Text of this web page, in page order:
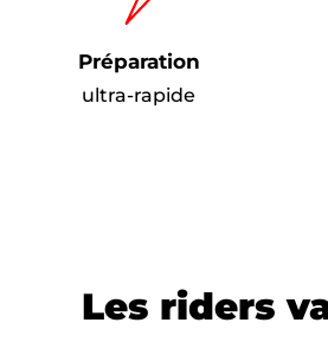
Préparation
ultra-rapide
Les riders